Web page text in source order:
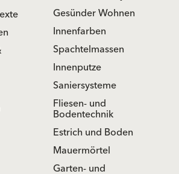
Gesünder Wohnen
Innenfarben
Spachtelmassen
Innenputze
Saniersysteme
Fliesen- und
Bodentechnik
Estrich und Boden
Mauermörtel
Garten- und